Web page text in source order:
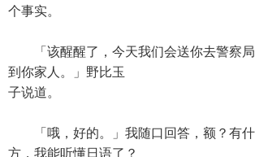
个事实。
「该醒醒了，今天我们会送你去警察局
到你家人。」野比玉
子说道。
「哦，好的。」我随口回答，额？有什
方，我能听懂日语了？